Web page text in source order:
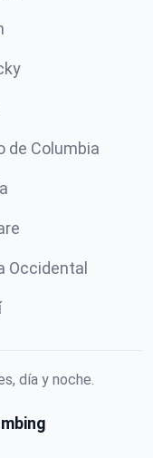
de Columbia
Occidental
día y noche.